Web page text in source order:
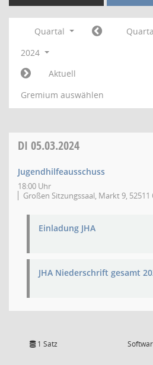
Quartal
2024
Aktuell
Gremium auswählen
DI 05.03.2024
Jugendhilfeausschuss
18:00 Uhr
Großen Sitzungssaal, Markt 9,
Einladung JHA
JHA Niederschrift gesamt
1 Satz